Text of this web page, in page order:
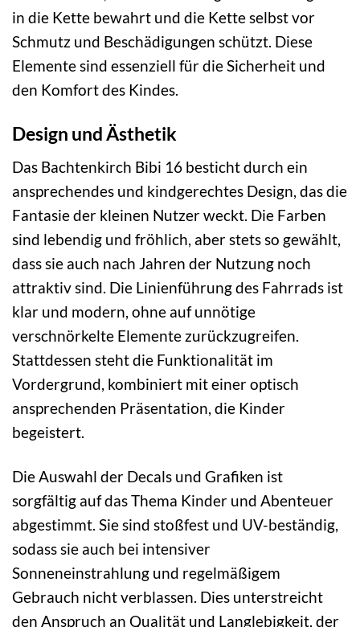
in die Kette bewahrt und die Kette selbst vor
Schmutz und Beschädigungen schützt. Diese
Elemente sind essenziell für die Sicherheit und
den Komfort des Kindes.
Design und Ästhetik
Das Bachtenkirch Bibi 16 besticht durch ein
ansprechendes und kindgerechtes Design, das die
Fantasie der kleinen Nutzer weckt. Die Farben
sind lebendig und fröhlich, aber stets so gewählt,
dass sie auch nach Jahren der Nutzung noch
attraktiv sind. Die Linienführung des Fahrrads ist
klar und modern, ohne auf unnötige
verschnörkelte Elemente zurückzugreifen.
Stattdessen steht die Funktionalität im
Vordergrund, kombiniert mit einer optisch
ansprechenden Präsentation, die Kinder
begeistert.
Die Auswahl der Decals und Grafiken ist
sorgfältig auf das Thema Kinder und Abenteuer
abgestimmt. Sie sind stoßfest und UV-beständig,
sodass sie auch bei intensiver
Sonneneinstrahlung und regelmäßigem
Gebrauch nicht verblassen. Dies unterstreicht
den Anspruch an Qualität und Langlebigkeit, der